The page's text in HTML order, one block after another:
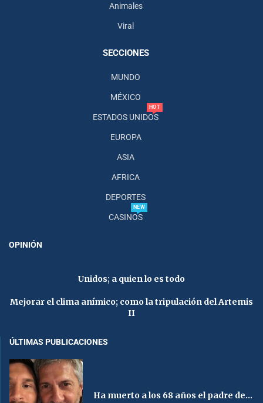
Animales
Viral
SECCIONES
MUNDO
MÉXICO
ESTADOS UNIDOS
HOT
EUROPA
ASIA
AFRICA
DEPORTES
CASINOS
NEW
OPINIÓN
Unidos; a quien lo es todo
Mejorar el clima anímico; como la tripulación del Artemis
II
ÚLTIMAS PUBLICACIONES
Ha muerto a los 68 años el padre de...